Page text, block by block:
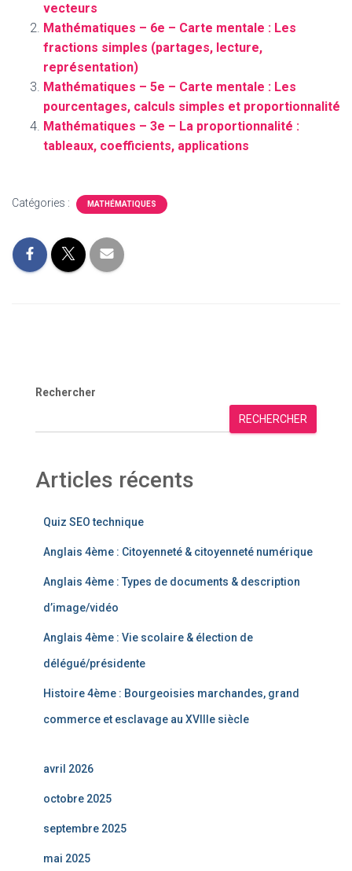
vecteurs
Mathématiques – 6e – Carte mentale : Les
fractions simples (partages, lecture,
représentation)
Mathématiques – 5e – Carte mentale : Les
pourcentages, calculs simples et proportionnalité
Mathématiques – 3e – La proportionnalité :
tableaux, coefficients, applications
Catégories : MATHÉMATIQUES
Rechercher
RECHERCHER
Articles récents
Quiz SEO technique
Anglais 4ème : Citoyenneté & citoyenneté numérique
Anglais 4ème : Types de documents & description
d’image/vidéo
Anglais 4ème : Vie scolaire & élection de
délégué/présidente
Histoire 4ème : Bourgeoisies marchandes, grand
commerce et esclavage au XVIIIe siècle
avril 2026
octobre 2025
septembre 2025
mai 2025